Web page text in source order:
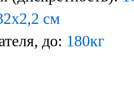
см
до: 180кг